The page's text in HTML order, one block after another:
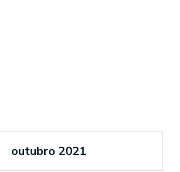
outubro 2021